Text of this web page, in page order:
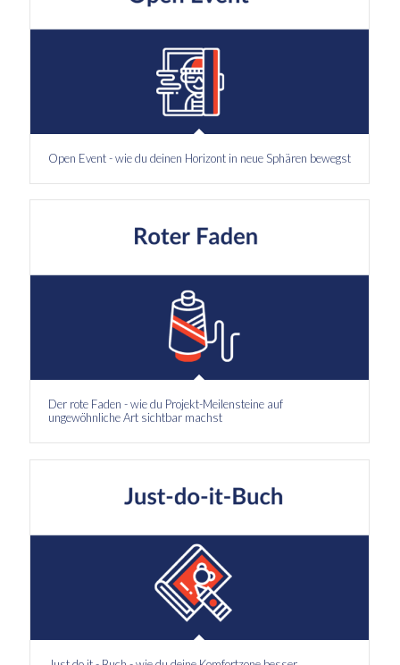
Open Event - wie du deinen Horizont in neue Sphären bewegst
Der rote Faden - wie du Projekt-Meilensteine auf
ungewöhnliche Art sichtbar machst